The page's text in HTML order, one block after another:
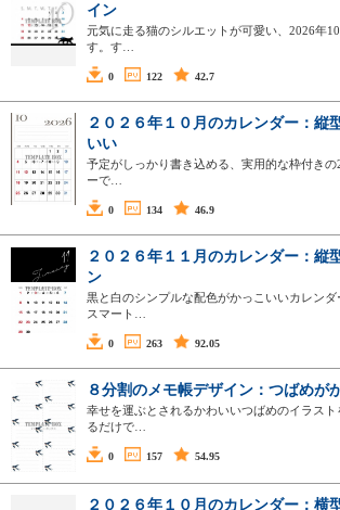
イン
元気に走る猫のシルエットが可愛い、2026年
す。す…
0 122 42.7
２０２６年１０月のカレンダー：縦
いい
予定がしっかり書き込める、実用的な枠付き
ーで…
0 134 46.9
２０２６年１１月のカレンダー：縦
ン
黒と白のシンプルな配色がかっこいいカレン
スマート…
0 263 92.05
８分割のメモ帳デザイン：つばめが
幸せを運ぶとされるかわいいつばめのイラス
るだけで…
0 157 54.95
２０２６年１０月のカレンダー：横